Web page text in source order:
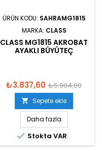
ÜRÜN KODU: SAHRAMG1815
MARKA: CLASS
CLASS MG1815 AKROBAT
AYAKLI BÜYÜTEÇ
₺3.837,60 ₺5.904,00
 Sepete ekle
Daha fazla
 Stokta VAR